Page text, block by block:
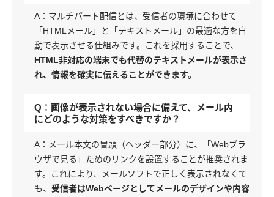
A：マルチパート配信とは、受信者の環境に合わせて
「HTMLメール」と「テキストメール」の最適な方を自
動で表示させる仕組みです。これを採用することで、
HTML非対応の端末でも代替のテキストメールが表示さ
れ、情報を確実に伝えることができます。
Q：画像が表示されない場合に備えて、メール内
にどのような対策をすべきですか？
A：メール本文の冒頭（ヘッダー部分）に、「Webブラ
ウザで見る」ためのリンクを設置することが推奨されま
す。これにより、メールソフトで正しく表示されなくて
も、 受信者はWebページとしてメールのデザインや内容